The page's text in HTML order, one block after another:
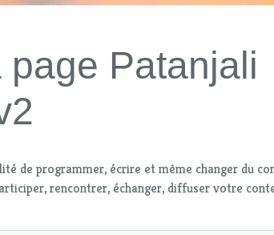
Patanjali
de programmer, écrire et même changer du
rencontrer, échanger, diffuser votre